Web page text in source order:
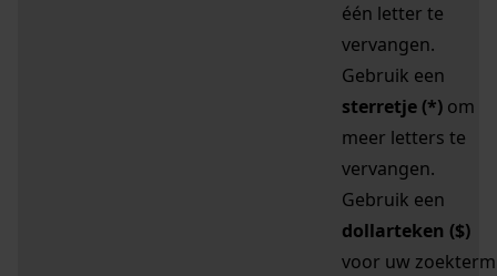
één letter te
vervangen.
Gebruik een
sterretje (*) om
meer letters te
vervangen.
Gebruik een
dollarteken ($)
voor uw zoekterm